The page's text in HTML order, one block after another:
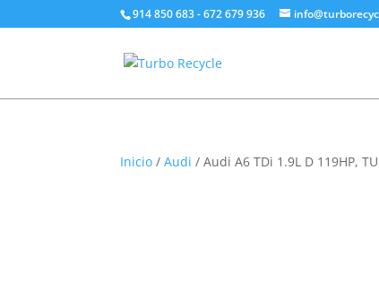
914 850 683 - 672 679 936
Inicio /Audi / Audi A6 TDi 1.9L D 119HP,